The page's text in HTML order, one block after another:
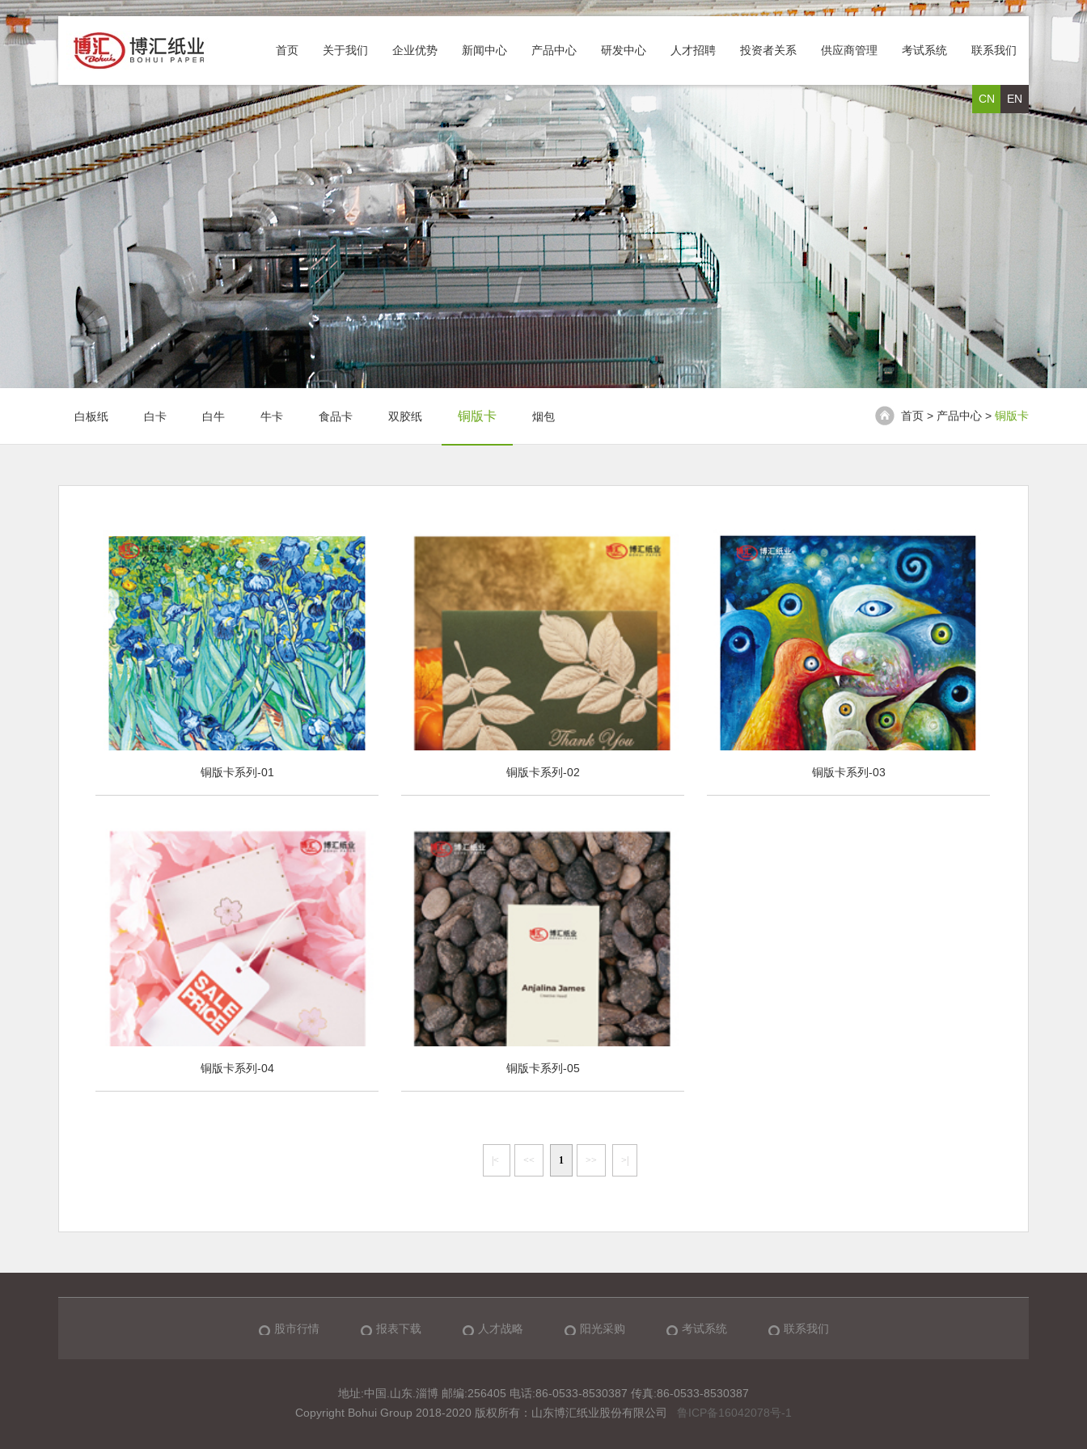
首页 关于我们 企业优势 新闻中心 产品中心 研发中心 人才招聘 投资者关系 供应商管理 考试系统 联系我们
CN EN
白板纸 白卡 白牛 牛卡 食品卡 双胶纸 铜版卡 烟包 首页 > 产品中心 > 铜版卡
铜版卡系列-01 铜版卡系列-02 铜版卡系列-03
铜版卡系列-04 铜版卡系列-05
|< << 1 >> >|
股市行情 报表下载 人才战略 阳光采购 考试系统 联系我们
地址:中国.山东.淄博 邮编:256405 电话:86-0533-8530387 传真:86-0533-8530387
Copyright Bohui Group 2018-2020 版权所有：山东博汇纸业股份有限公司 鲁ICP备16042078号-1